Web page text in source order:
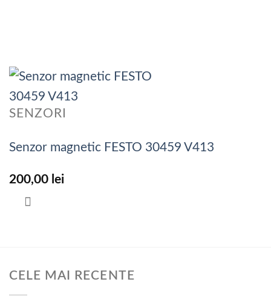
SENZORI
Senzor magnetic FESTO 30459 V413
200,00 lei
CELE MAI RECENTE